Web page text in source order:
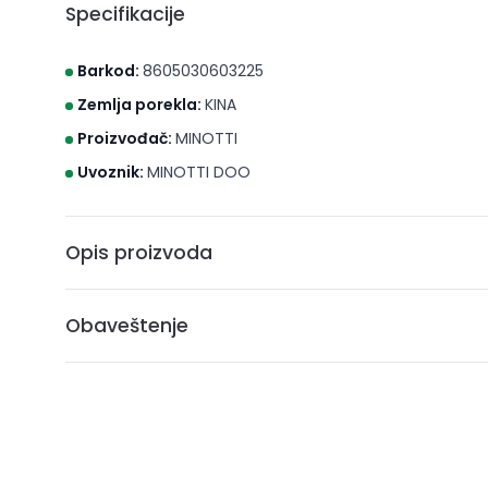
Specifikacije
Barkod: 8605030603225
Zemlja porekla: KINA
Proizvođač: MINOTTI
Uvoznik: MINOTTI DOO
Opis proizvoda
Obaveštenje